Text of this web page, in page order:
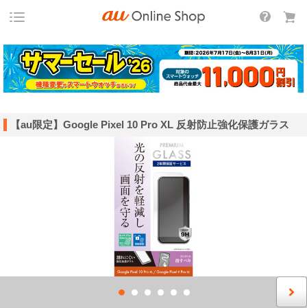
【au限定】Google Pixel 10 Pro XL 反射防止強化保護ガラス